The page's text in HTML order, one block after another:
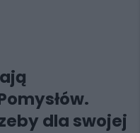
dla swojej